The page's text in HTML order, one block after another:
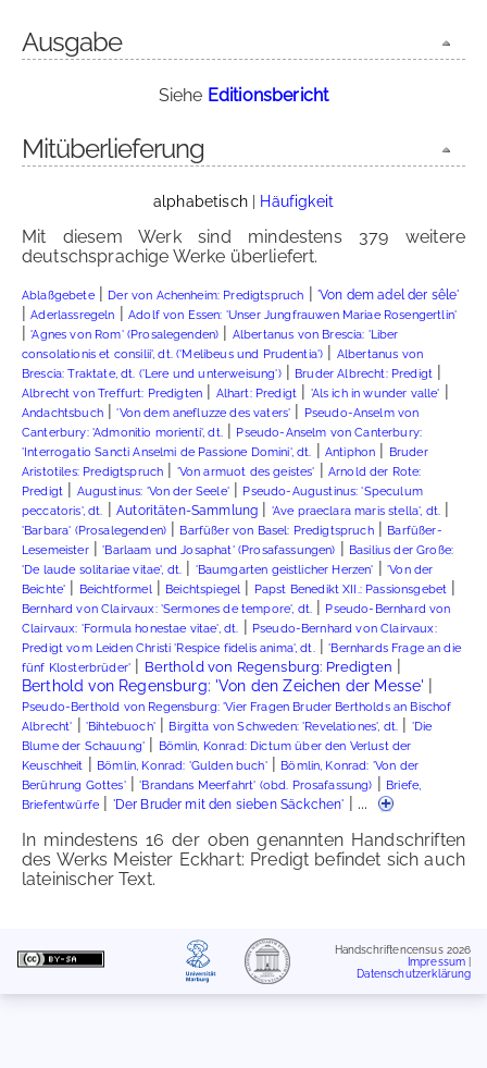
Ausgabe
Siehe Editionsbericht
Mitüberlieferung
alphabetisch| Häufigkeit
Mit diesem Werk sind mindestens 379 weitere
deutschsprachige Werke überliefert.
Ablaßgebete| Der von Achenheim: Predigtspruch | 'Von dem adel der sêle'
|Aderlassregeln |Adolf von Essen: 'Unser Jungfrauwen Mariae Rosengertlin'
|'Agnes von Rom' (Prosalegenden) | Albertanus von Brescia: 'Liber
consolationis et consilii', dt. ('Melibeus und Prudentia') | Albertanus von
Brescia: Traktate, dt. ('Lere und unterweisung')| Bruder Albrecht: Predigt |
Albrecht von Treffurt: Predigten | Alhart: Predigt | 'Als ich in wunder valle' |
Andachtsbuch|'Von dem anefluzze des vaters' | Pseudo-Anselm von
Canterbury: 'Admonitio morienti', dt.| Pseudo-Anselm von Canterbury:
'Interrogatio Sancti Anselmi de Passione Domini', dt. | Antiphon | Bruder
Aristotiles: Predigtspruch | 'Von armuot des geistes' | Arnold der Rote:
Predigt | Augustinus: 'Von der Seele'| Pseudo-Augustinus: 'Speculum
peccatoris', dt. |Autoritäten-Sammlung | 'Ave praeclara maris stella', dt. |
'Barbara' (Prosalegenden) | Barfüßer von Basel: Predigtspruch| Barfüßer-
Lesemeister|'Barlaam und Josaphat' (Prosafassungen) | Basilius der Große:
'De laude solitariae vitae', dt. | 'Baumgarten geistlicher Herzen' |'Von der
Beichte' | Beichtformel| Beichtspiegel | Papst Benedikt XII.: Passionsgebet |
Bernhard von Clairvaux: 'Sermones de tempore', dt. | Pseudo-Bernhard von
Clairvaux: 'Formula honestae vitae', dt. | Pseudo-Bernhard von Clairvaux:
Predigt vom Leiden Christi 'Respice fidelis anima', dt.|'Bernhards Frage an die
fünf Klosterbrüder' | Berthold von Regensburg: Predigten |
Berthold von Regensburg: 'Von den Zeichen der Messe' |
Pseudo-Berthold von Regensburg: 'Vier Fragen Bruder Bertholds an Bischof
Albrecht' | 'Bihtebuoch'| Birgitta von Schweden: 'Revelationes', dt. | 'Die
Blume der Schauung' | Bömlin, Konrad: Dictum über den Verlust der
Keuschheit | Bömlin, Konrad: 'Gulden buch'| Bömlin, Konrad: 'Von der
Berührung Gottes'|'Brandans Meerfahrt' (obd. Prosafassung) | Briefe,
Briefentwürfe | 'Der Bruder mit den sieben Säckchen' | ...
In mindestens 16 der oben genannten Handschriften
des Werks Meister Eckhart: Predigt befindet sich auch
lateinischer Text.
Handschriftencensus 2026
Impressum
Datenschutzerklärung